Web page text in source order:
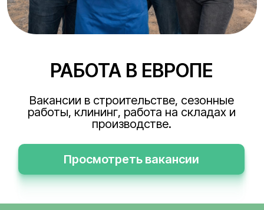
РАБОТА В ЕВРОПЕ
Вакансии в строительстве, сезонные
работы, клининг, работа на складах и
производстве.
Просмотреть вакансии